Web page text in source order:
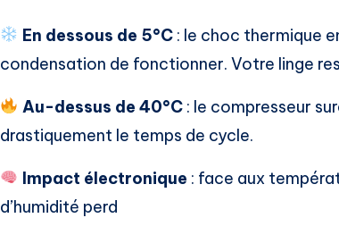
En dessous de 5°C: le choc thermique
condensation de fonctionner. Votre linge
Au-dessus de 40°C: le compresseur
drastiquement le temps de cycle.
Impact électronique : face aux
d’humidité perd